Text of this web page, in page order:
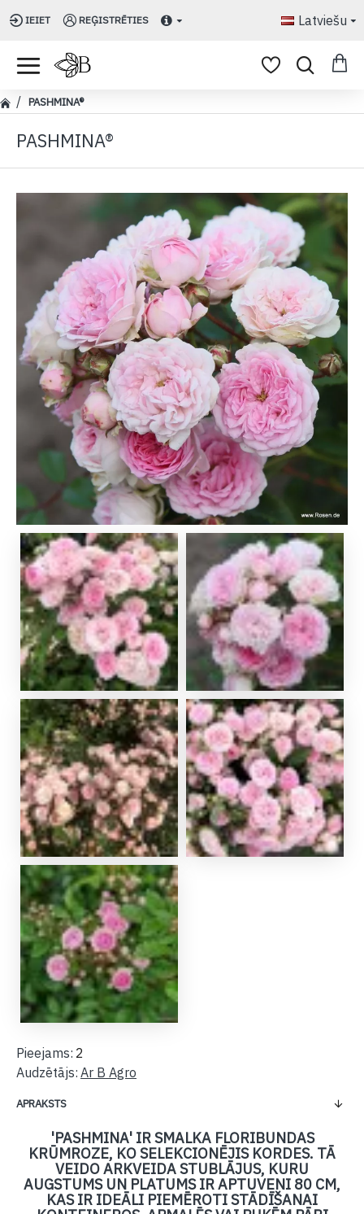
IEIET REĢISTRĒTIES Latviešu
PASHMINA®
PASHMINA®
APRAKSTS
'PASHMINA' IR SMALKA FLORIBUNDAS
KRŪMROZE, KO SELEKCIONĒJIS KORDES. TĀ
VEIDO ARKVEIDA STUBLĀJUS, KURU
AUGSTUMS UN PLATUMS IR APTUVENI 80 CM,
KAS IR IDEĀLI PIEMĒROTI STĀDĪŠANAI
Pieejams: 2
Audzētājs: Ar B Agro